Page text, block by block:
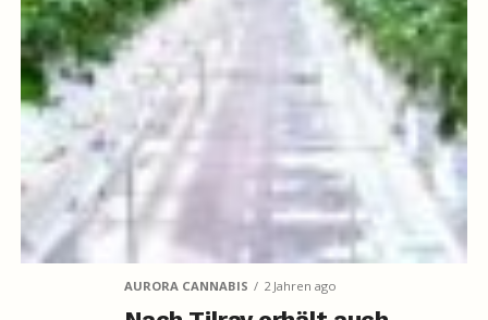
AURORA CANNABIS 2 Jahren ago